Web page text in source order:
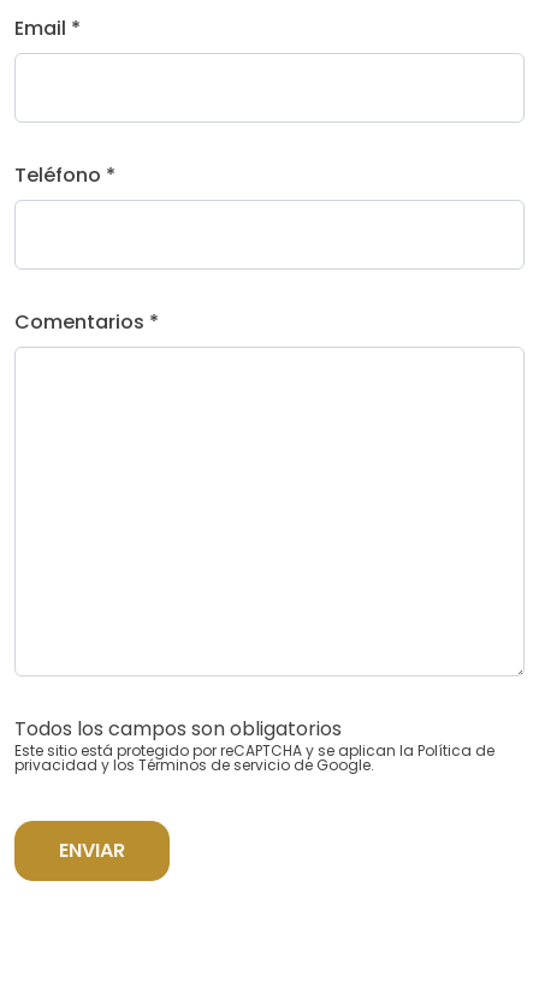
Email *
Teléfono *
Comentarios *
Todos los campos son obligatorios
Este sitio está protegido por reCAPTCHA y se aplican la Política de
privacidad y los Términos de servicio de Google.
ENVIAR